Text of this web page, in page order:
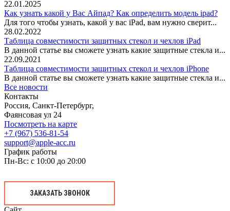
22.01.2025
Как узнать какой у Вас Айпад? Как определить модель ipad?
Для того чтобы узнать, какой у вас iPad, вам нужно сверит...
28.02.2022
Таблица совместимости защитных стекол и чехлов iPad
В данной статье вы сможете узнать какие защитные стекла и...
22.09.2021
Таблица совместимости защитных стекол и чехлов iPhone
В данной статье вы сможете узнать какие защитные стекла и...
Все новости
Контакты
Россия, Санкт-Петербург,
Фаянсовая ул 24
Посмотреть на карте
+7 (967) 536-81-54
support@apple-acc.ru
График работы
Пн-Вс: с 10:00 до 20:00
ЗАКАЗАТЬ ЗВОНОК